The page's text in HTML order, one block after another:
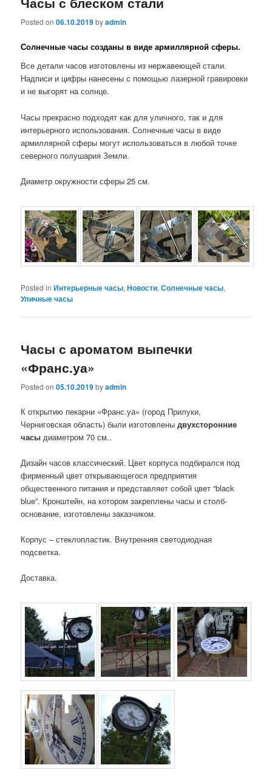
Posted on06.10.2019byadmin
Солнечные часы созданы в виде армиллярной сферы.
Все детали часов изготовлены из нержавеющей стали.
Надписи и цифры нанесены с помощью лазерной гравировки
и не выгорят на солнце.
Часы прекрасно подходят как для уличного, так и для
интерьерного использования. Солнечные часы в виде
армиллярной сферы могут использоваться в любой точке
северного полушария Земли.
Диаметр окружности сферы 25 см.
Posted in Интерьерные часы,Новости,Солнечные часы,
Уличные часы
Часы с ароматом выпечки
«Франс.уа»
Posted on05.10.2019byadmin
К открытию пекарни «Франс.уа» (город Прилуки,
Черниговская область) были изготовленыдвухсторонние
часы диаметром 70 см..
Дизайн часов классический. Цвет корпуса подбирался под
фирменный цвет открывающегося предприятия
общественного питания и представляет собой цвет “black
blue”. Кронштейн, на котором закреплены часы и столб-
основание, изготовлены заказчиком.
Корпус – стеклопластик. Внутренняя светодиодная
подсветка.
Доставка.